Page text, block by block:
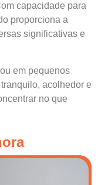
capacidade para
proporciona a
significativas e
em pequenos
acolhedor e
no que